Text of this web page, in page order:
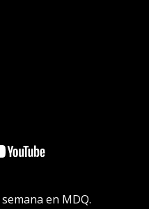
en MDQ.